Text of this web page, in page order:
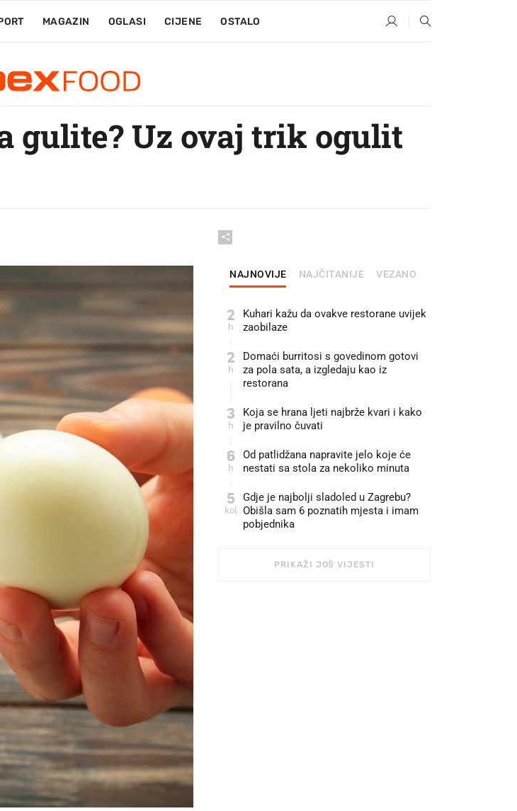
MAGAZIN OGLASI CIJENE OSTALO
gulite? Uz ovaj trik ogulit
NAJNOVIJE NAJČITANIJE VEZANO
2
h
Kuhari kažu da ovakve restorane uvijek
zaobilaze
2
h
Domaći burritosi s govedinom gotovi
za pola sata, a izgledaju kao iz
restorana
3
h
Koja se hrana ljeti najbrže kvari i kako
je pravilno čuvati
6
h
Od patlidžana napravite jelo koje će
nestati sa stola za nekoliko minuta
5
kol
Gdje je najbolji sladoled u Zagrebu?
Obišla sam 6 poznatih mjesta i imam
pobjednika
PRIKAŽI JOŠ VIJESTI